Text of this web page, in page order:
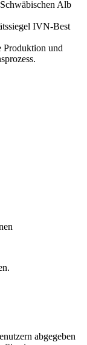
Alb
IVN-Best
Produktion und
abgegeben